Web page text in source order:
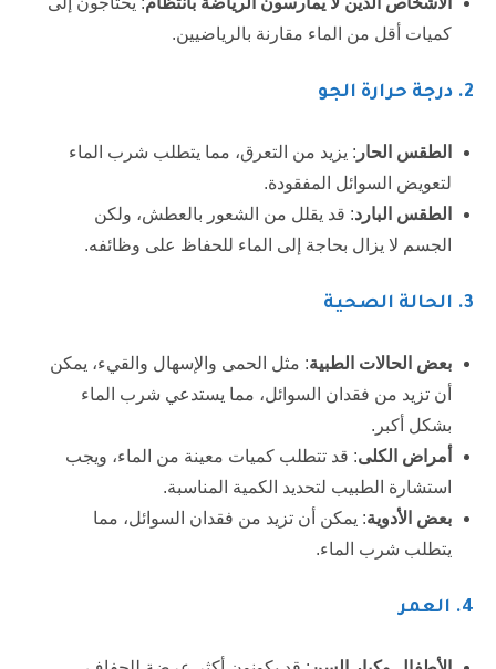
كميات أقل من الماء مقارنة بالرياضيين.
2. درجة حرارة الجو
الطقس الحار : يزيد من التعرق، مما يتطلب شرب الماء
لتعويض السوائل المفقودة.
الطقس البارد: قد يقلل من الشعور بالعطش، ولكن
الجسم لا يزال بحاجة إلى الماء للحفاظ على وظائفه.
3. الحالة الصحية
بعض الحالات الطبية: مثل الحمى والإسهال والقيء، يمكن
أن تزيد من فقدان السوائل، مما يستدعي شرب الماء
بشكل أكبر.
أمراض الكلى: قد تتطلب كميات معينة من الماء، ويجب
استشارة الطبيب لتحديد الكمية المناسبة.
بعض الأدوية: يمكن أن تزيد من فقدان السوائل، مما
يتطلب شرب الماء.
4. العمر